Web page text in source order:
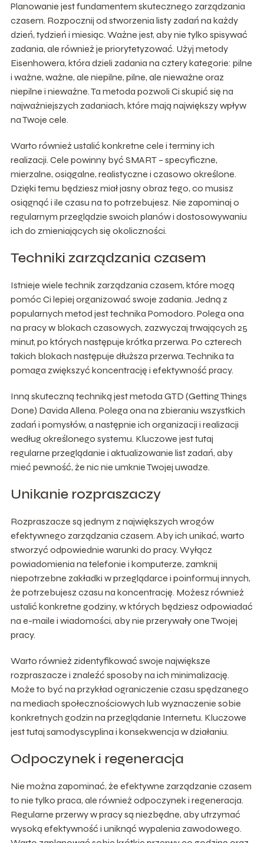
Planowanie jest fundamentem skutecznego zarządzania
czasem. Rozpocznij od stworzenia listy zadań na każdy
dzień, tydzień i miesiąc. Ważne jest, aby nie tylko spisywać
zadania, ale również je priorytetyzować. Użyj metody
Eisenhowera, która dzieli zadania na cztery kategorie: pilne
i ważne, ważne, ale niepilne, pilne, ale nieważne oraz
niepilne i nieważne. Ta metoda pozwoli Ci skupić się na
najważniejszych zadaniach, które mają największy wpływ
na Twoje cele.
Warto również ustalić konkretne cele i terminy ich
realizacji. Cele powinny być SMART – specyficzne,
mierzalne, osiągalne, realistyczne i czasowo określone.
Dzięki temu będziesz miał jasny obraz tego, co musisz
osiągnąć i ile czasu na to potrzebujesz. Nie zapominaj o
regularnym przeglądzie swoich planów i dostosowywaniu
ich do zmieniających się okoliczności.
Techniki zarządzania czasem
Istnieje wiele technik zarządzania czasem, które mogą
pomóc Ci lepiej organizować swoje zadania. Jedną z
popularnych metod jest technika Pomodoro. Polega ona
na pracy w blokach czasowych, zazwyczaj trwających 25
minut, po których następuje krótka przerwa. Po czterech
takich blokach następuje dłuższa przerwa. Technika ta
pomaga zwiększyć koncentrację i efektywność pracy.
Inną skuteczną techniką jest metoda GTD (Getting Things
Done) Davida Allena. Polega ona na zbieraniu wszystkich
zadań i pomysłów, a następnie ich organizacji i realizacji
według określonego systemu. Kluczowe jest tutaj
regularne przeglądanie i aktualizowanie list zadań, aby
mieć pewność, że nic nie umknie Twojej uwadze.
Unikanie rozpraszaczy
Rozpraszacze są jednym z największych wrogów
efektywnego zarządzania czasem. Aby ich unikać, warto
stworzyć odpowiednie warunki do pracy. Wyłącz
powiadomienia na telefonie i komputerze, zamknij
niepotrzebne zakładki w przeglądarce i poinformuj innych,
że potrzebujesz czasu na koncentrację. Możesz również
ustalić konkretne godziny, w których będziesz odpowiadać
na e-maile i wiadomości, aby nie przerywały one Twojej
pracy.
Warto również zidentyfikować swoje największe
rozpraszacze i znaleźć sposoby na ich minimalizację.
Może to być na przykład ograniczenie czasu spędzanego
na mediach społecznościowych lub wyznaczenie sobie
konkretnych godzin na przeglądanie Internetu. Kluczowe
jest tutaj samodyscyplina i konsekwencja w działaniu.
Odpoczynek i regeneracja
Nie można zapominać, że efektywne zarządzanie czasem
to nie tylko praca, ale również odpoczynek i regeneracja.
Regularne przerwy w pracy są niezbędne, aby utrzymać
wysoką efektywność i uniknąć wypalenia zawodowego.